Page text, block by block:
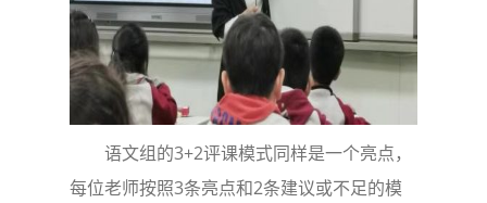
语文组的3+2评课模式同样是一个亮点，
每位老师按照3条亮点和2条建议或不足的模